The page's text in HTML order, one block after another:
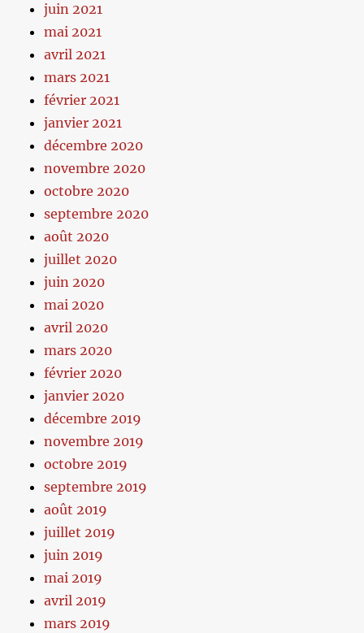
juin 2021
mai 2021
avril 2021
mars 2021
février 2021
janvier 2021
décembre 2020
novembre 2020
octobre 2020
septembre 2020
août 2020
juillet 2020
juin 2020
mai 2020
avril 2020
mars 2020
février 2020
janvier 2020
décembre 2019
novembre 2019
octobre 2019
septembre 2019
août 2019
juillet 2019
juin 2019
mai 2019
avril 2019
mars 2019